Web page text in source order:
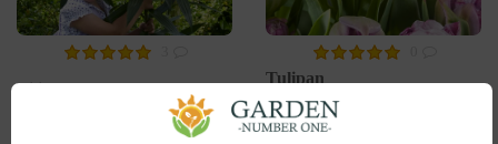
Lilia OT Hybryda Pretty
Tulipan
Pełny+Wielokwiatowy
Peggy Wonder